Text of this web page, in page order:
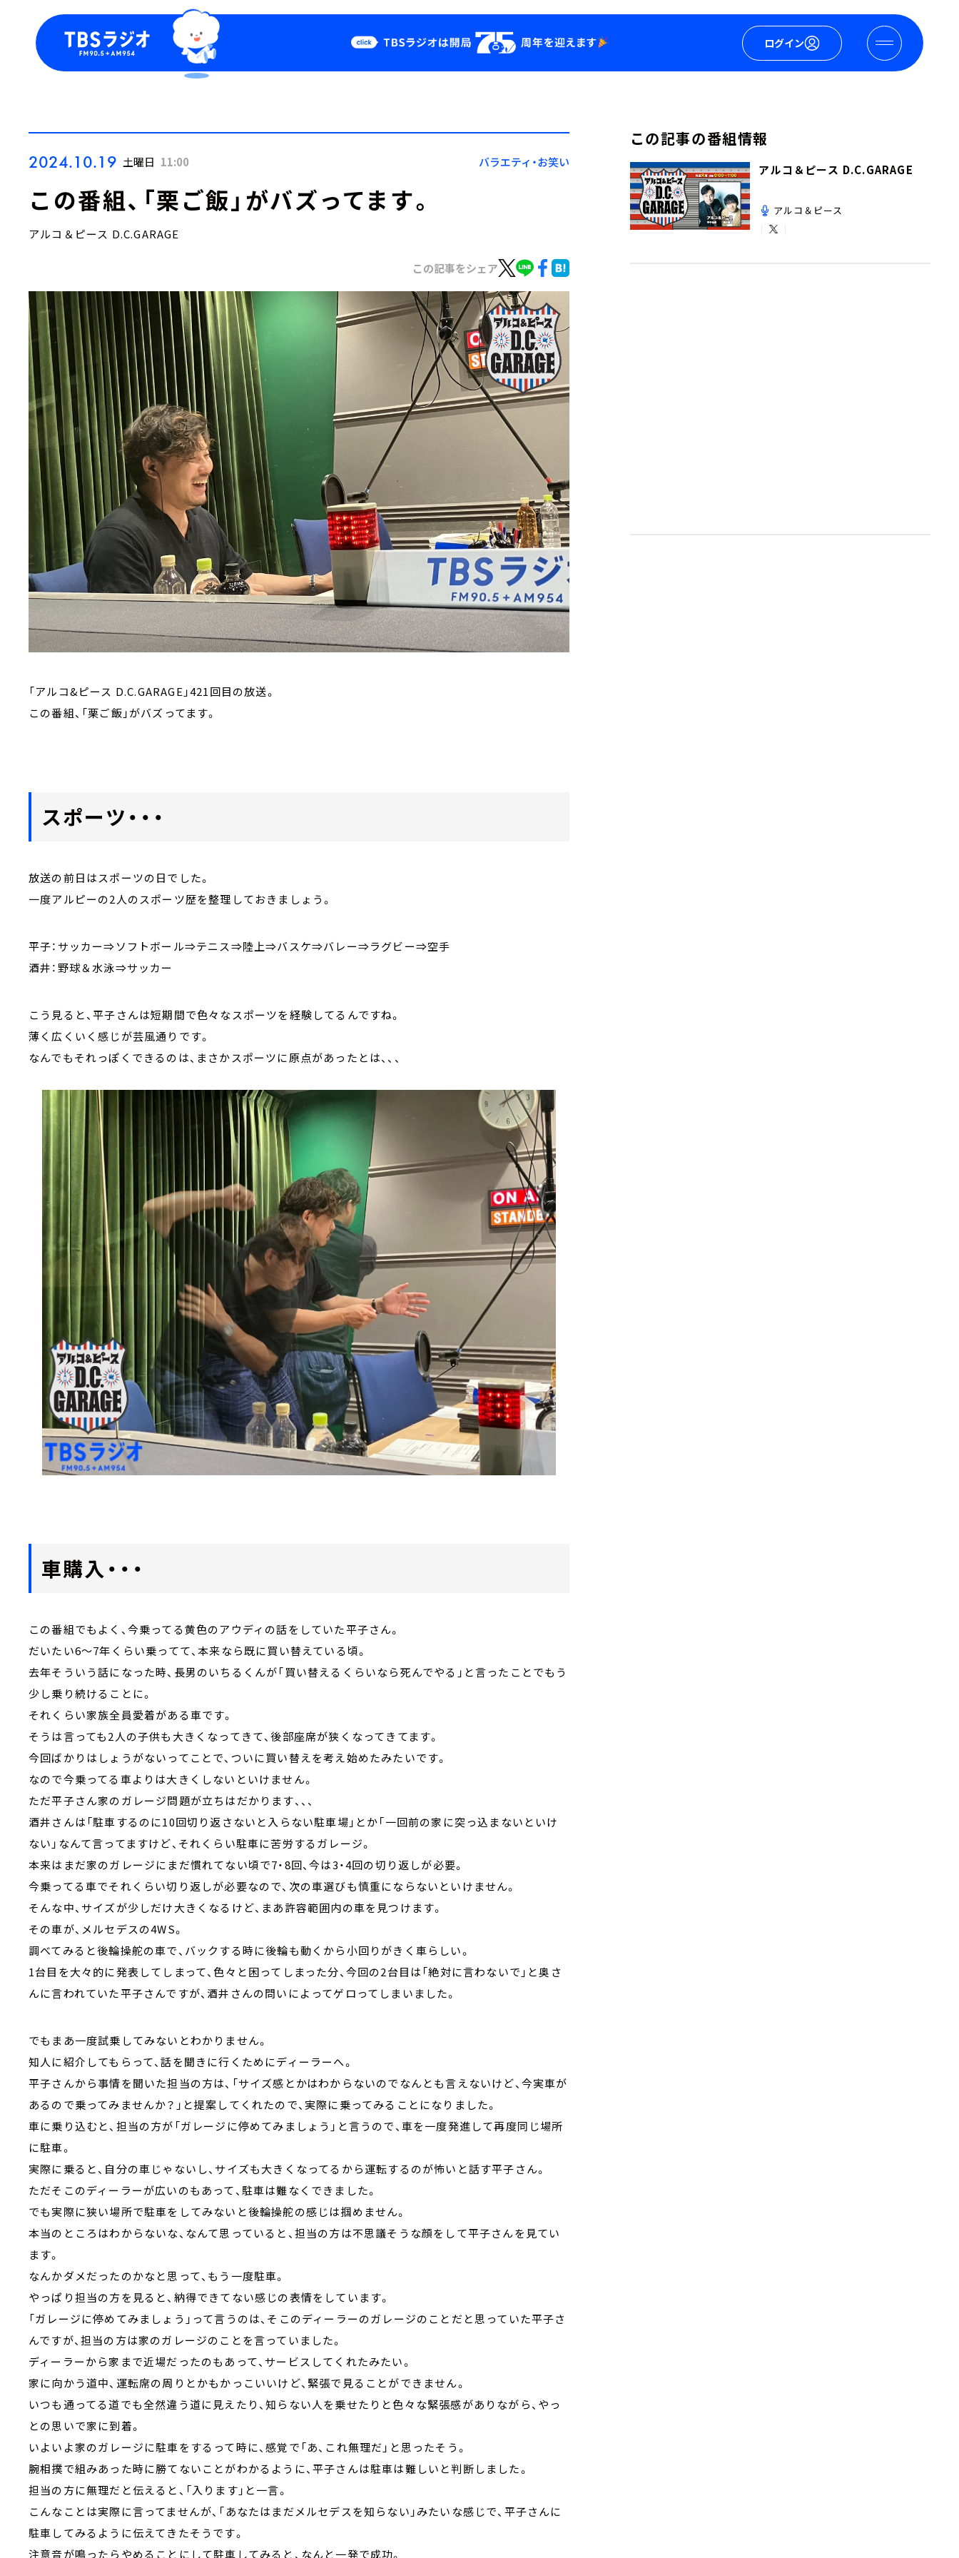
ログイン
Podcast
YouTube
会社情報
2024.10.19 土曜日 11:00 バラエティ・お笑い
この番組、「栗ご飯」がバズってます。
アルコ＆ピース D.C.GARAGE
この記事をシェア
「アルコ&ピース D.C.GARAGE」421回目の放送。
この番組、「栗ご飯」がバズってます。
スポーツ・・・
放送の前日はスポーツの日でした。
一度アルピーの2人のスポーツ歴を整理しておきましょう。
平子：サッカー⇒ソフトボール⇒テニス⇒陸上⇒バスケ⇒バレー⇒ラグビー⇒空手
酒井：野球＆水泳⇒サッカー
こう見ると、平子さんは短期間で色々なスポーツを経験してるんですね。
薄く広くいく感じが芸風通りです。
なんでもそれっぽくできるのは、まさかスポーツに原点があったとは、、、
車購入・・・
この番組でもよく、今乗ってる黄色のアウディの話をしていた平子さん。
だいたい6～7年くらい乗ってて、本来なら既に買い替えている頃。
去年そういう話になった時、長男のいちるくんが「買い替えるくらいなら死んでやる」と言ったことでもう
少し乗り続けることに。
それくらい家族全員愛着がある車です。
そうは言っても2人の子供も大きくなってきて、後部座席が狭くなってきてます。
今回ばかりはしょうがないってことで、ついに買い替えを考え始めたみたいです。
なので今乗ってる車よりは大きくしないといけません。
ただ平子さん家のガレージ問題が立ちはだかります、、、
酒井さんは「駐車するのに10回切り返さないと入らない駐車場」とか「一回前の家に突っ込まないといけ
ない」なんて言ってますけど、それくらい駐車に苦労するガレージ。
本来はまだ家のガレージにまだ慣れてない頃で7・8回、今は3・4回の切り返しが必要。
今乗ってる車でそれくらい切り返しが必要なので、次の車選びも慎重にならないといけません。
そんな中、サイズが少しだけ大きくなるけど、まあ許容範囲内の車を見つけます。
その車が、メルセデスの4WS。
調べてみると後輪操舵の車で、バックする時に後輪も動くから小回りがきく車らしい。
1台目を大々的に発表してしまって、色々と困ってしまった分、今回の2台目は「絶対に言わないで」と奥さ
んに言われていた平子さんですが、酒井さんの問いによってゲロってしまいました。
でもまあ一度試乗してみないとわかりません。
知人に紹介してもらって、話を聞きに行くためにディーラーへ。
平子さんから事情を聞いた担当の方は、「サイズ感とかはわからないのでなんとも言えないけど、今実車が
あるので乗ってみませんか？」と提案してくれたので、実際に乗ってみることになりました。
車に乗り込むと、担当の方が「ガレージに停めてみましょう」と言うので、車を一度発進して再度同じ場所
に駐車。
実際に乗ると、自分の車じゃないし、サイズも大きくなってるから運転するのが怖いと話す平子さん。
ただそこのディーラーが広いのもあって、駐車は難なくできました。
でも実際に狭い場所で駐車をしてみないと後輪操舵の感じは掴めません。
本当のところはわからないな、なんて思っていると、担当の方は不思議そうな顔をして平子さんを見てい
ます。
なんかダメだったのかなと思って、もう一度駐車。
やっぱり担当の方を見ると、納得できてない感じの表情をしています。
「ガレージに停めてみましょう」って言うのは、そこのディーラーのガレージのことだと思っていた平子さ
んですが、担当の方は家のガレージのことを言っていました。
ディーラーから家まで近場だったのもあって、サービスしてくれたみたい。
家に向かう道中、運転席の周りとかもかっこいいけど、緊張で見ることができません。
いつも通ってる道でも全然違う道に見えたり、知らない人を乗せたりと色々な緊張感がありながら、やっ
との思いで家に到着。
いよいよ家のガレージに駐車をするって時に、感覚で「あ、これ無理だ」と思ったそう。
腕相撲で組みあった時に勝てないことがわかるように、平子さんは駐車は難しいと判断しました。
担当の方に無理だと伝えると、「入ります」と一言。
こんなことは実際に言ってませんが、「あなたはまだメルセデスを知らない」みたいな感じで、平子さんに
駐車してみるように伝えてきたそうです。
注意音が鳴ったらやめることにして駐車してみると、なんと一発で成功。
この記事の番組情報
アルコ＆ピース D.C.GARAGE
アルコ＆ピース